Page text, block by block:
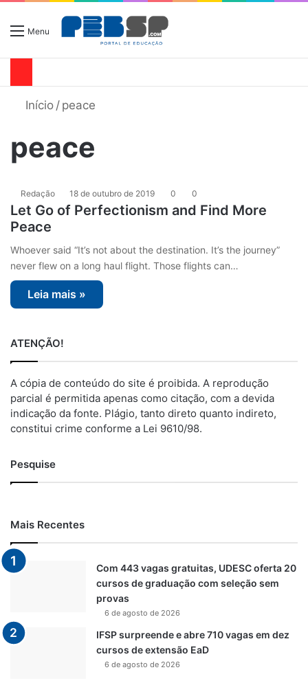
Menu
Início / peace
peace
Redação 18 de outubro de 2019 0 0
Let Go of Perfectionism and Find More
Peace
Whoever said “It’s not about the destination. It’s the journey”
never flew on a long haul flight. Those flights can…
Leia mais »
ATENÇÃO!
A cópia de conteúdo do site é proibida. A reprodução
parcial é permitida apenas como citação, com a devida
indicação da fonte. Plágio, tanto direto quanto indireto,
constitui crime conforme a Lei 9610/98.
Pesquise
Mais Recentes
Com 443 vagas gratuitas, UDESC oferta 20
cursos de graduação com seleção sem
provas
6 de agosto de 2026
IFSP surpreende e abre 710 vagas em dez
cursos de extensão EaD
6 de agosto de 2026